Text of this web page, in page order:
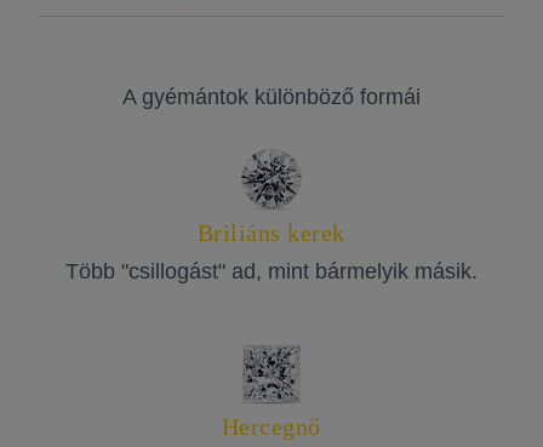
A gyémántok különböző formái
Briliáns kerek
Több "csillogást" ad, mint bármelyik másik.
Hercegnő